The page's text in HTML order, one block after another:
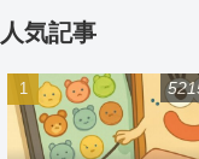
人気記事